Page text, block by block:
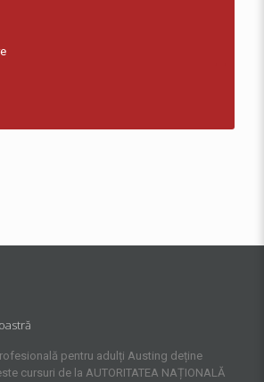
pentru adulți Austing deține
cursuri de la AUTORITATEA NAȚIONALĂ